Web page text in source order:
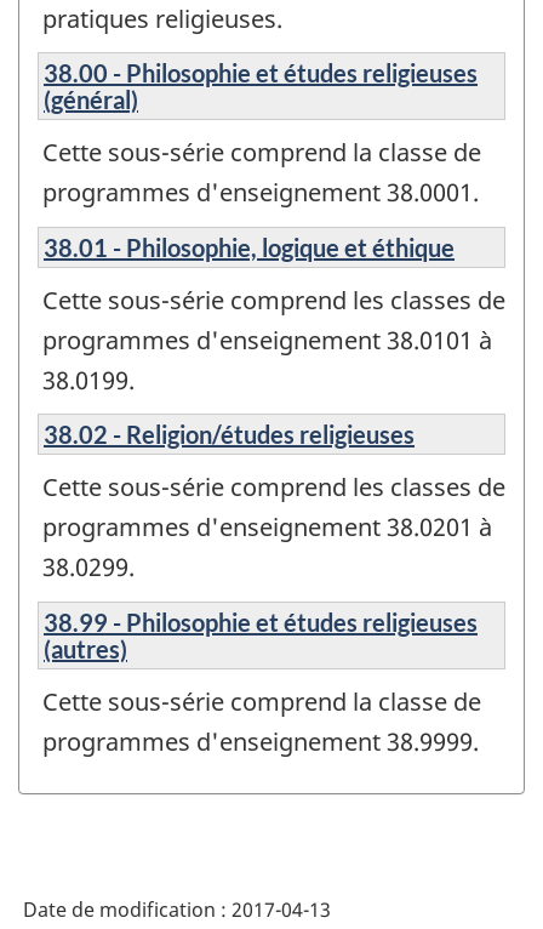
pratiques religieuses.
38.00 - Philosophie et études religieuses
(général)
Cette sous-série comprend la classe de
programmes d'enseignement 38.0001.
38.01 - Philosophie, logique et éthique
Cette sous-série comprend les classes de
programmes d'enseignement 38.0101 à
38.0199.
38.02 - Religion/études religieuses
Cette sous-série comprend les classes de
programmes d'enseignement 38.0201 à
38.0299.
38.99 - Philosophie et études religieuses
(autres)
Cette sous-série comprend la classe de
programmes d'enseignement 38.9999.
Date de modification : 2017-04-13